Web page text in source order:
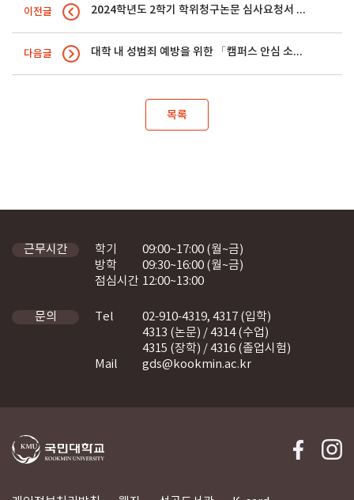
이전글 2024학년도 2학기 학위청구논문 심사요청서 제출 안내
다음글 대학 내 성범죄 예방을 위한 「캠퍼스 안심 소식지」
목록
근무시간 학기
09:00~17:00 (월~금)
방학
09:30~16:00 (월~금)
점심시간 12:00~13:00
문의 Tel
02-910-4319, 4317 (입학)
4313 (논문) / 4314 (수업)
4315 (장학) / 4316 (졸업시험)
Mail
gds@kookmin.ac.kr